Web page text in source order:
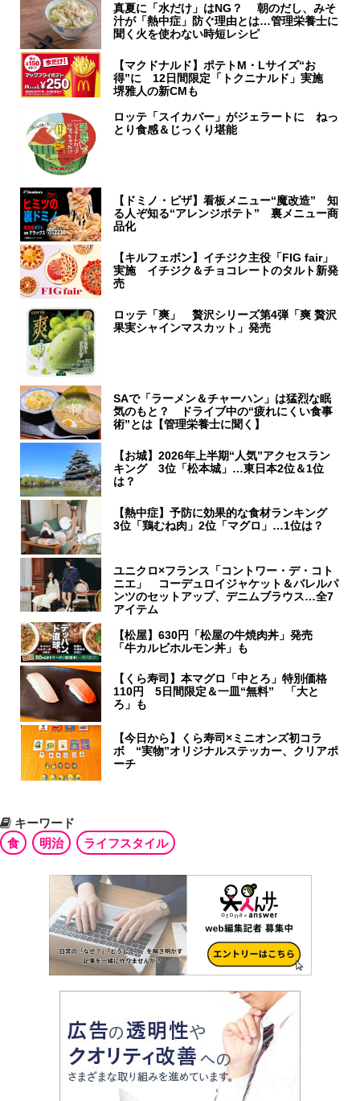
真夏に「水だけ」はNG？ 朝のだし、みそ
汁が「熱中症」防ぐ理由とは…管理栄養士に
聞く火を使わない時短レシピ
【マクドナルド】ポテトM・Lサイズ“お
得”に 12日間限定「トクニナルド」実施
堺雅人の新CMも
ロッテ「スイカバー」がジェラートに ねっ
とり食感＆じっくり堪能
【ドミノ・ピザ】看板メニュー“魔改造” 知
る人ぞ知る“アレンジポテト” 裏メニュー商
品化
【キルフェボン】イチジク主役「FIG fair」
実施 イチジク＆チョコレートのタルト新発
売
ロッテ「爽」 贅沢シリーズ第4弾「爽 贅沢
果実シャインマスカット」発売
SAで「ラーメン＆チャーハン」は猛烈な眠
気のもと？ ドライブ中の“疲れにくい食事
術”とは【管理栄養士に聞く】
【お城】2026年上半期“人気”アクセスラン
キング 3位「松本城」…東日本2位＆1位
は？
【熱中症】予防に効果的な食材ランキング
3位「鶏むね肉」2位「マグロ」…1位は？
ユニクロ×フランス「コントワー・デ・コト
ニエ」 コーデュロイジャケット＆バレルパ
ンツのセットアップ、デニムブラウス…全7
アイテム
【松屋】630円「松屋の牛焼肉丼」発売
「牛カルビホルモン丼」も
【くら寿司】本マグロ「中とろ」特別価格
110円 5日間限定＆一皿“無料” 「大と
ろ」も
【今日から】くら寿司×ミニオンズ初コラ
ボ “実物”オリジナルステッカー、クリアポ
ーチ
キーワード
食
明治 ライフスタイル